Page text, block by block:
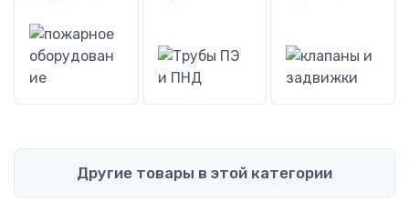
Другие товары в этой категории